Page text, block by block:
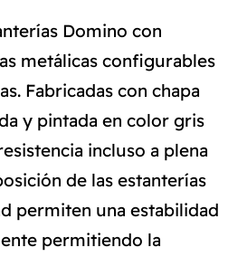
Domino con
metálicas configurables
Fabricadas con chapa
y pintada en color gris
incluso a plena
de las estanterías
permiten una estabilidad
permitiendo la